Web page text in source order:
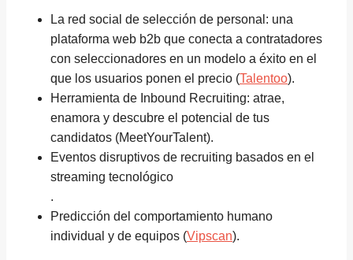
La red social de selección de personal: una
plataforma web b2b que conecta a contratadores
con seleccionadores en un modelo a éxito en el
que los usuarios ponen el precio (Talentoo).
Herramienta de Inbound Recruiting: atrae,
enamora y descubre el potencial de tus
candidatos (MeetYourTalent).
Eventos disruptivos de recruiting basados en el
streaming tecnológico
.
Predicción del comportamiento humano
individual y de equipos (Vipscan).